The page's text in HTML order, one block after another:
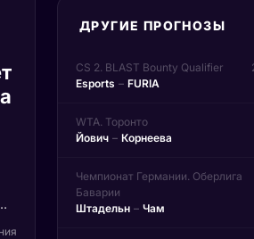
ДРУГИЕ ПРОГНОЗЫ
CS 2. BLAST Bounty Qualifier
Esports – FURIA
WTA. Торонто
Йович – Корнеева
Чемпионат Германии. Оберлига
Баварии
Штадельн – Чам